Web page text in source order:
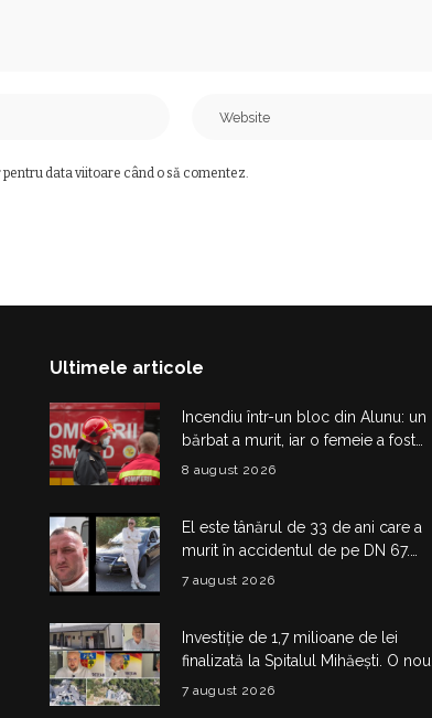
data viitoare când o să comentez.
Ultimele articole
Incendiu într-un bloc din Alunu: un
bărbat a murit, iar o femeie a fost
salvată din apartamentul cuprins de
8 august 2026
El este tânărul de 33 de ani care a
murit în accidentul de pe DN 67.
Dragoș Mihail lasă în urmă o fetiță
7 august 2026
Investiție de 1,7 milioane de lei
finalizată la Spitalul Mihăești. O nouă
clădire medico-administrativă a fost
7 august 2026